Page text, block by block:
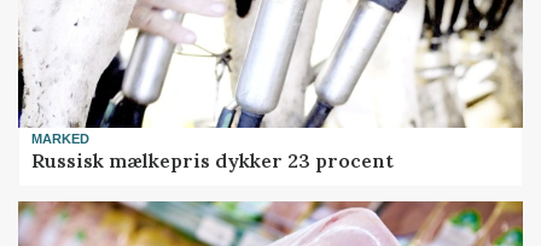
MARKED
Russisk mælkepris dykker 23 procent